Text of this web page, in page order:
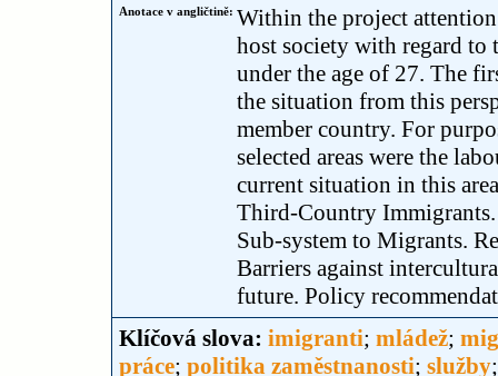
Anotace v angličtině: Within the project
host society with regard
under the age of 27. The
the situation from this
member country. For
selected areas were the
current situation in this
Third-Country
Sub-system to Migrants.
Barriers against
future. Policy
Klíčová slova: imigranti; mládež;
práce; politika zaměstnanosti; služby